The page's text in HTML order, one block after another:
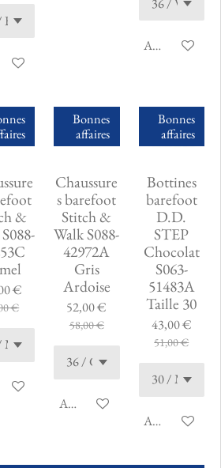
au panier
Ajouter au
&
€
€
au panier
Bonnes
affaires
Chaussure
s barefoot
Stitch &
Walk S088-
42972A
Gris
Ardoise
52,00 €
58,00 €
Ajouter au panier
Bonnes
affaires
Bottines
barefoot
D.D.
STEP
Chocolat
S063-
51483A
Taille 30
43,00 €
51,00 €
Ajouter au